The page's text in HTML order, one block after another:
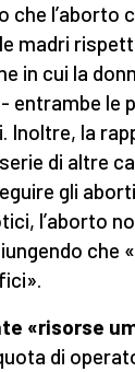
che l’aborto
madri
in cui la
entrambe le
Inoltre, la
di altre
gli
l’aborto
che
«risorse
di